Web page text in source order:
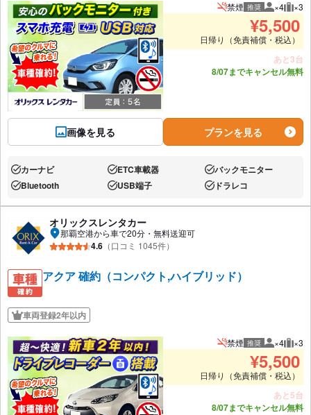
画像を見る
禁煙 推奨 推奨人数
×4 推
×3
¥5,500
日帰り（免責補償・税込）
あと3台
8/07までキャンセル無料
プランを見る
あり:カーナビ あり:ETC車載器 あり:バックモニター
あり:Bluetooth あり:USB端子 あり:ドラレコ
オリックスレンタカー
那覇空港から車で20分・無料送迎可
4.6 （口コミ 1045件）
アクア 確約（コンパクト,ハイブリッド）
車両登録2年以内
禁煙 推奨 推奨人数
×4 推
×3
¥5,500
日帰り（免責補償・税込）
あと5台
8/07までキャンセル無料